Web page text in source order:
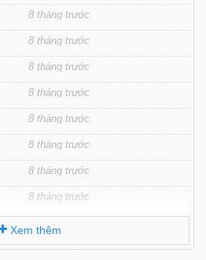
8 tháng trước
8 tháng trước
8 tháng trước
8 tháng trước
8 tháng trước
8 tháng trước
8 tháng trước
8 tháng trước
8 tháng trước
Xem thêm